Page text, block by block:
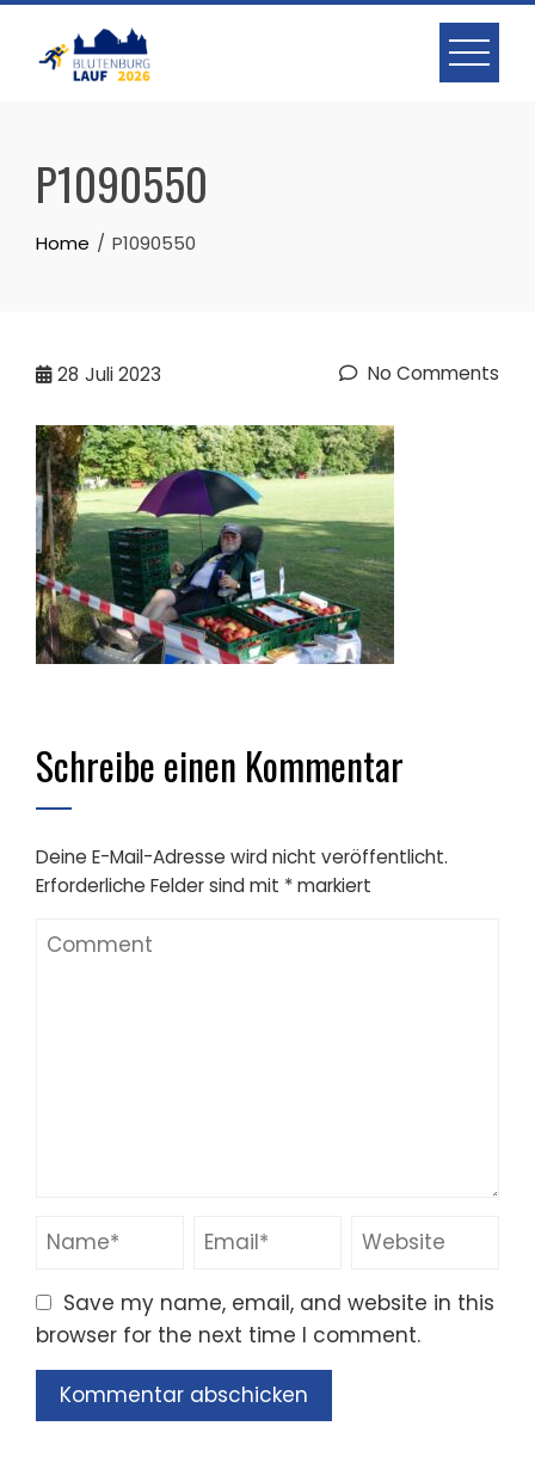
Skip
content
P1090550
Home P1090550
28 Juli 2023 No Comments
Schreibe einen Kommentar
Deine E-Mail-Adresse wird nicht veröffentlicht.
Erforderliche Felder sind mit *markiert
Save my name, email, and website in this
browser for the next time I comment.